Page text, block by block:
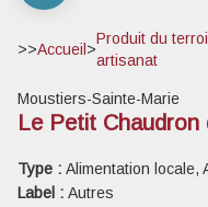
>>Accueil >
Produit du
artisanat
Moustiers-Sainte-Marie
Le Petit Chaudron
Type : Alimentation locale,
Label : Autres